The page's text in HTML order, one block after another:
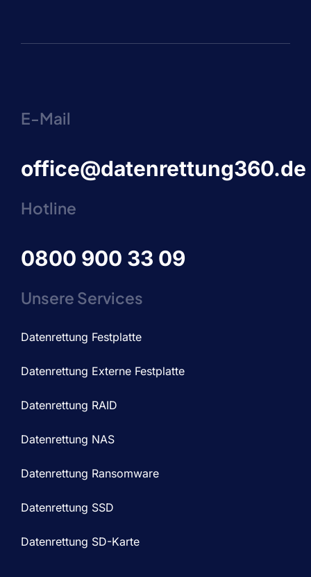
E-Mail
office@datenrettung360.de
Hotline
0800 900 33 09
Unsere Services
Datenrettung Festplatte
Datenrettung Externe Festplatte
Datenrettung RAID
Datenrettung NAS
Datenrettung Ransomware
Datenrettung SSD
Datenrettung SD-Karte